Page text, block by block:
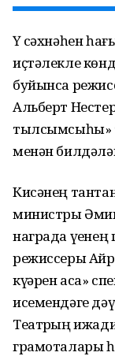
Үҙ сәхнәһен
иҫтәлекле
буйынса
Альберт
тылсымсыһы»
менән
Кисәнең
министры
награда
режиссеры
күҙҙәрен аса»
исемендәге
Театрҙың
грамоталары